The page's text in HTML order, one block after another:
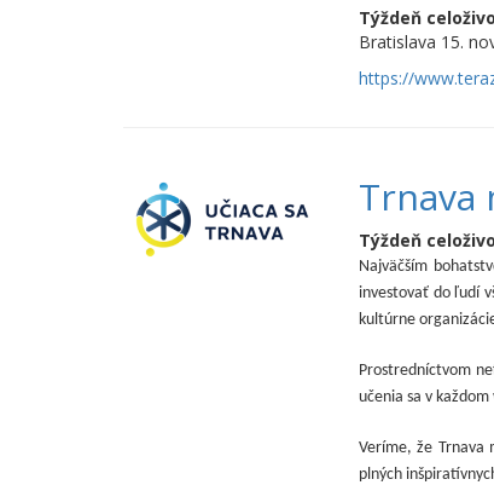
Týždeň
Bratislava 15.
https://
Trnava
Týždeň
Najväčším
investovať do ľudí
kultúrne
Prostredníctvom
učenia sa v
Veríme, že Trnava
plných